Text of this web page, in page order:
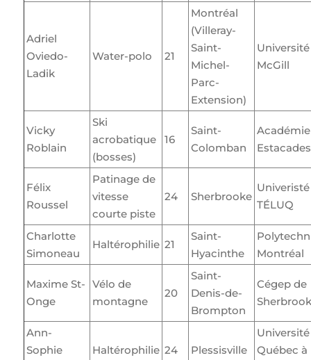
Adriel
Oviedo-
Ladik
Water-polo 21
Montréal
(Villeray-
Saint-
Michel-
Parc-
Extension)
Université
McGill
Vicky
Roblain
Ski
acrobatique
(bosses)
16
Saint-
Colomban
Estacades
Félix
Roussel
Patinage de
vitesse
courte piste
24 Sherbrooke
Univeristé
TÉLUQ
Charlotte
Simoneau
Haltérophilie 21
Saint-
Hyacinthe
Montréal
Maxime St-
Onge
Vélo de
montagne
20
Saint-
Denis-de-
Brompton
Cégep de
Ann-
Sophie
Haltérophilie 24 Plessisville
Québec à